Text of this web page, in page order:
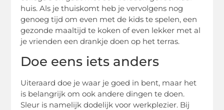
huis. Als je thuiskomt heb je vervolgens nog
genoeg tijd om even met de kids te spelen, een
gezonde maaltijd te koken of even lekker met al
je vrienden een drankje doen op het terras.
Doe eens iets anders
Uiteraard doe je waar je goed in bent, maar het
is belangrijk om ook andere dingen te doen.
Sleur is namelijk dodelijk voor werkplezier. Bij